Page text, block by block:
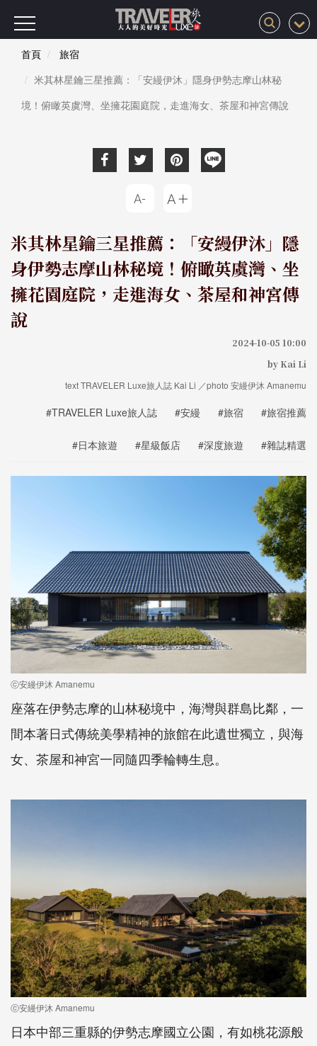
首頁
旅宿
米其林星鑰三星推薦：「安縵伊沐」隱身伊勢志摩山林秘
境！俯瞰英虞灣、坐擁花園庭院，走進海女、茶屋和神宮傳說
米其林星鑰三星推薦：「安縵伊沐」隱
身伊勢志摩山林秘境！俯瞰英虞灣、坐
擁花園庭院，走進海女、茶屋和神宮傳
說
2024-10-05 10:00
by Kai Li
text TRAVELER Luxe旅人誌 Kai Li ／photo 安縵伊沐 Amanemu
#TRAVELER Luxe旅人誌 #安縵 #旅宿 #旅宿推薦
#日本旅遊 #星級飯店 #深度旅遊 #雜誌精選
ⓒ安縵伊沐 Amanemu
座落在伊勢志摩的山林秘境中，海灣與群島比鄰，一
間本著日式傳統美學精神的旅館在此遺世獨立，與海
女、茶屋和神宮一同隨四季輪轉生息。
ⓒ安縵伊沐 Amanemu
日本中部三重縣的伊勢志摩國立公園，有如桃花源般